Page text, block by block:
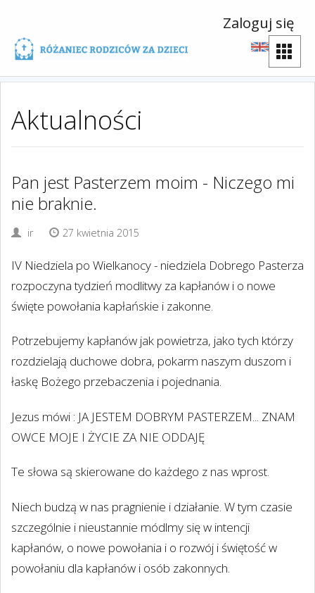
Zaloguj się
Aktualności
Pan jest Pasterzem moim - Niczego mi
nie braknie.
ir 27 kwietnia 2015
IV Niedziela po Wielkanocy - niedziela Dobrego Pasterza
rozpoczyna tydzień modlitwy za kapłanów i o nowe
święte powołania kapłańskie i zakonne.
Potrzebujemy kapłanów jak powietrza, jako tych którzy
rozdzielają duchowe dobra, pokarm naszym duszom i
łaskę Bożego przebaczenia i pojednania.
Jezus mówi : JA JESTEM DOBRYM PASTERZEM... ZNAM
OWCE MOJE I ŻYCIE ZA NIE ODDAJĘ
Te słowa są skierowane do każdego z nas wprost.
Niech budzą w nas pragnienie i działanie. W tym czasie
szczególnie i nieustannie módlmy się w intencji
kapłanów, o nowe powołania i o rozwój i świętość w
powołaniu dla kapłanów i osób zakonnych.